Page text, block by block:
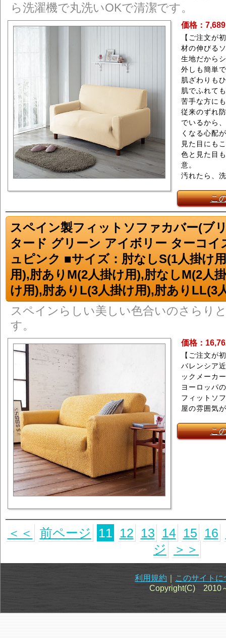
ら洗濯機で丸洗いOKで清潔です。
価格：
【ご注文が
材の伸びる
生地だから
外しも簡単
肌ざわりも
肌でふれて
苦手な方に
従来のずれ
でいるから
くなる心配
見た目にも
色と見た目
意。
汚れたら、
こ
スペイン製フィットソファカバー(ブ
タード グリーン アイボリー ターコ
ュピンク ■サイズ：肘なしS(1人掛け
用),肘ありM(2人掛け用),肘なしM(2人
け用),肘ありL(3人掛け用),肘ありLL(3
スペインらしい美しい色合いのさらり
す。
価格：
【ご注文が
バレンシア
ックメーカ
ヨーロッパ
フィットソ
屋の雰囲気
こ
＜＜ 前ページ 11 12 13 14 15 16
ジ
＞＞
利用規約
このサイトに
Copyright(C) 2010